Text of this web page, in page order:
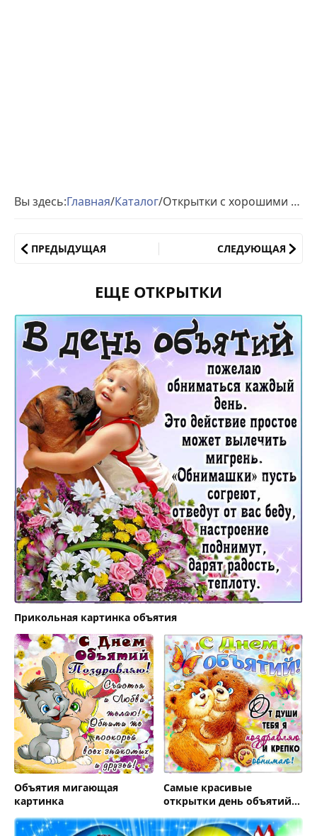
Вы здесь:Главная/Каталог/ Открытки с хорошими пожеланиями на день обятий
ПРЕДЫДУЩАЯ СЛЕДУЮЩАЯ
ЕЩЕ ОТКРЫТКИ
Прикольная картинка объятия
Объятия мигающая
картинка
Самые красивые
открытки день объятий
прикольные